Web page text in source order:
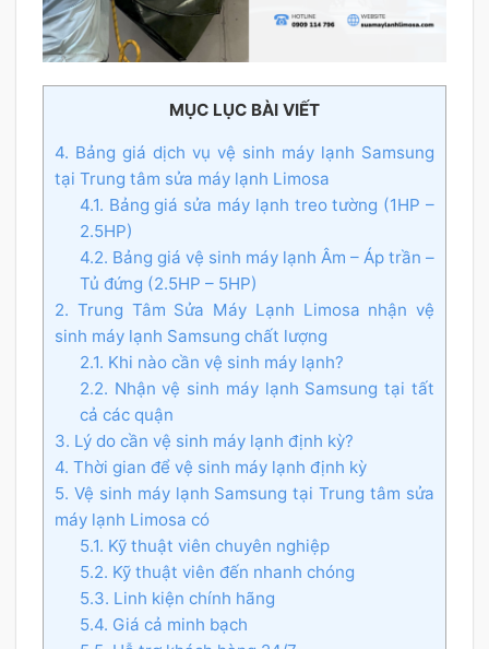
MỤC LỤC BÀI VIẾT
4. Bảng giá dịch vụ vệ sinh máy lạnh Samsung
tại Trung tâm sửa máy lạnh Limosa
4.1. Bảng giá sửa máy lạnh treo tường (1HP –
2.5HP)
4.2. Bảng giá vệ sinh máy lạnh Âm – Áp trần –
Tủ đứng (2.5HP – 5HP)
2. Trung Tâm Sửa Máy Lạnh Limosa nhận vệ
sinh máy lạnh Samsung chất lượng
2.1. Khi nào cần vệ sinh máy lạnh?
2.2. Nhận vệ sinh máy lạnh Samsung tại tất
cả các quận
3. Lý do cần vệ sinh máy lạnh định kỳ?
4. Thời gian để vệ sinh máy lạnh định kỳ
5. Vệ sinh máy lạnh Samsung tại Trung tâm sửa
máy lạnh Limosa có
5.1. Kỹ thuật viên chuyên nghiệp
5.2. Kỹ thuật viên đến nhanh chóng
5.3. Linh kiện chính hãng
5.4. Giá cả minh bạch